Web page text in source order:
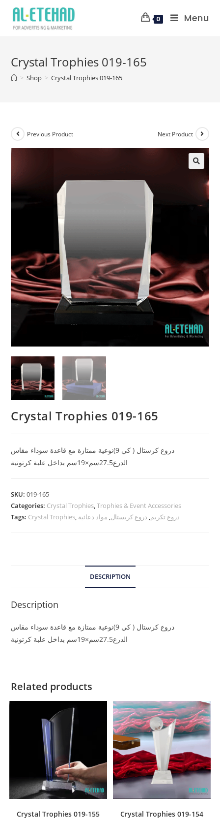
0 Menu
Crystal Trophies 019-165
> Shop > Crystal Trophies 019-165
Previous Product Next Product
Crystal Trophies 019-165
دروع كرستال ( كي 9)نوعية ممتازة مع قاعدة سوداء مقاس
الدرع27.5سم×19سم بداخل علبة كرتونية
SKU:019-165
Categories: Crystal Trophies,Trophies & Event Accessories
Tags: Crystal Trophies, دروع تكريم, دروع كريستال, مواد دعائية
DESCRIPTION
Description
دروع كرستال ( كي 9)نوعية ممتازة مع قاعدة سوداء مقاس
الدرع27.5سم×19سم بداخل علبة كرتونية
Related products
Crystal Trophies 019-155 Crystal Trophies 019-154